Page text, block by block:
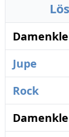
Jupe
Rock